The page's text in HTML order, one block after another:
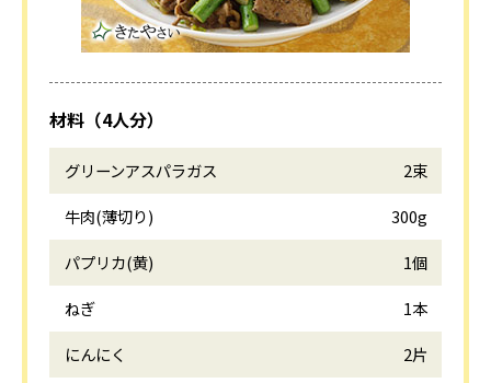
材料（4人分）
グリーンアスパラガス
2束
牛肉(薄切り)
300g
パプリカ(黄)
1個
ねぎ
1本
にんにく
2片